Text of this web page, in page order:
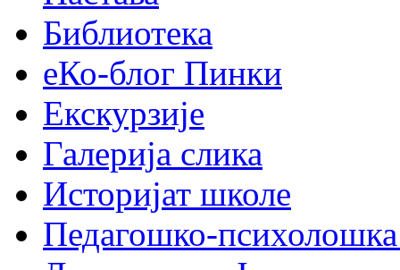
Библиотека
еКо-блог Пинки
Екскурзије
Галерија слика
Историјат школе
Педагошко-психолошка